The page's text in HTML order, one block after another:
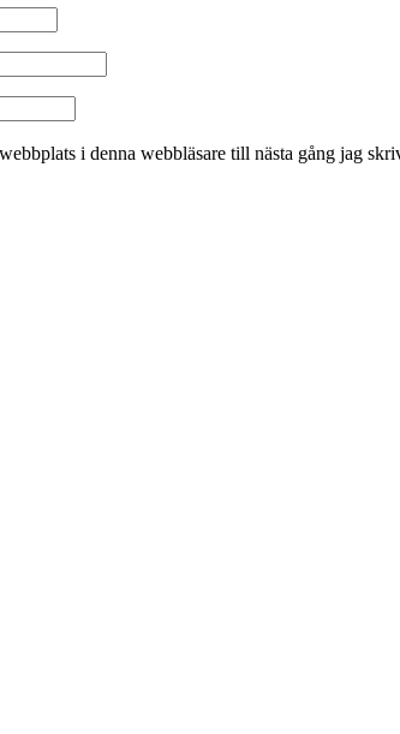
i denna webbläsare till nästa gång jag